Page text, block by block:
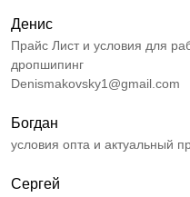
Денис
Прайс Лист и условия для
дропшипинг
Denismakovsky1@gmail.com
Богдан
условия опта и актуальный
Cергей